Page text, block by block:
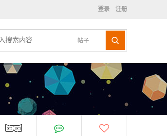
登录 注册
帖子